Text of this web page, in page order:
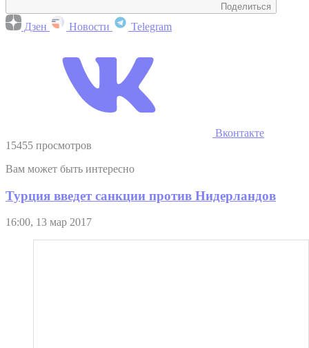
Поделиться
Дзен Новости Telegram
Вконтакте
15455 просмотров
Вам может быть интересно
Турция введет санкции против Нидерландов
16:00, 13 мар 2017